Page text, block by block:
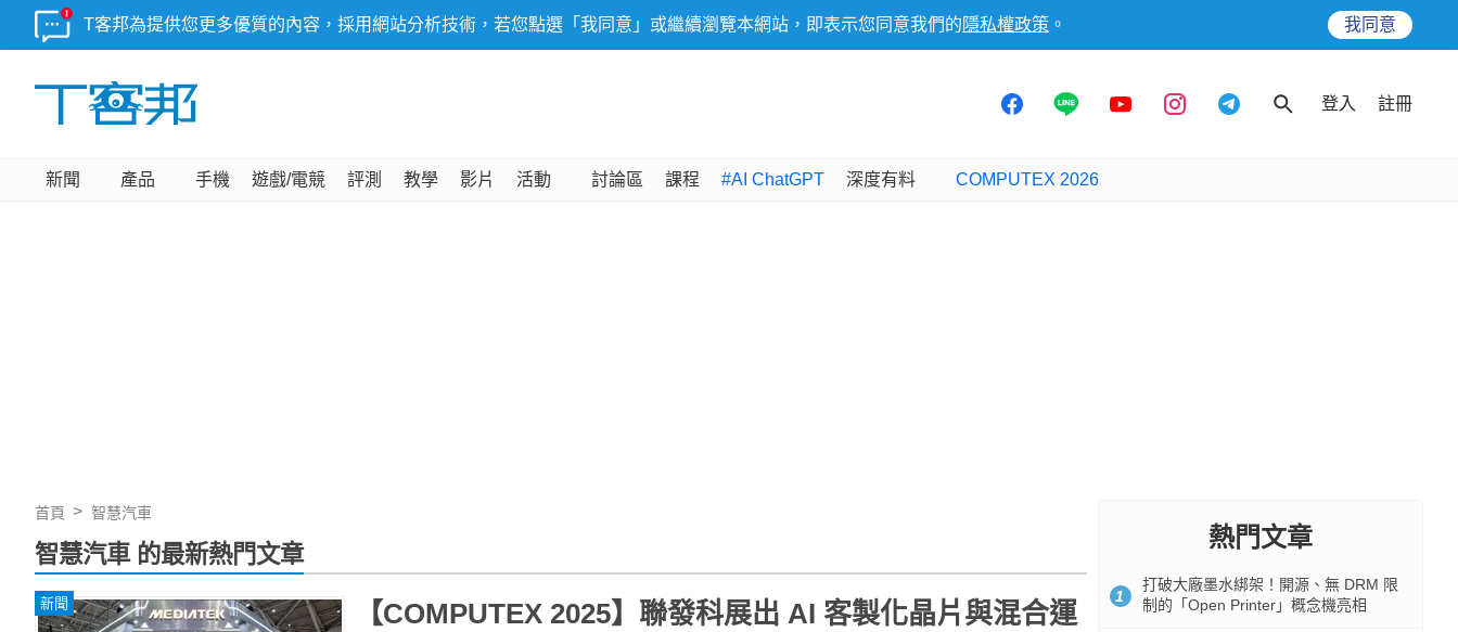
T客邦為提供您更多優質的內容，採用網站分析技術，若您點選「我同意」或繼續瀏覽本網站，即表示您同意我們的 隱私權政策 。 我同意
登入 註冊
新聞 產品 手機 遊戲/電競 評測 教學 影片 活動 討論區 課程 #AI ChatGPT 深度有料 COMPUTEX 2026
首頁 智慧汽車
智慧汽車 的最新熱門文章
新聞
【COMPUTEX 2025】聯發科展出 AI 客製化晶片與混合運
熱門文章
1
打破大廠墨水綁架！開源、無 DRM 限
制的「Open Printer」概念機亮相